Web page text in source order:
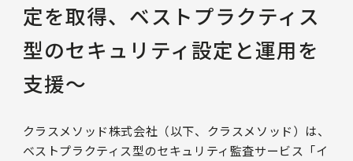
定を取得、ベストプラクティス
型のセキュリティ設定と運用を
支援〜
クラスメソッド株式会社（以下、クラスメソッド）は、
ベストプラクティス型のセキュリティ監査サービス「イ